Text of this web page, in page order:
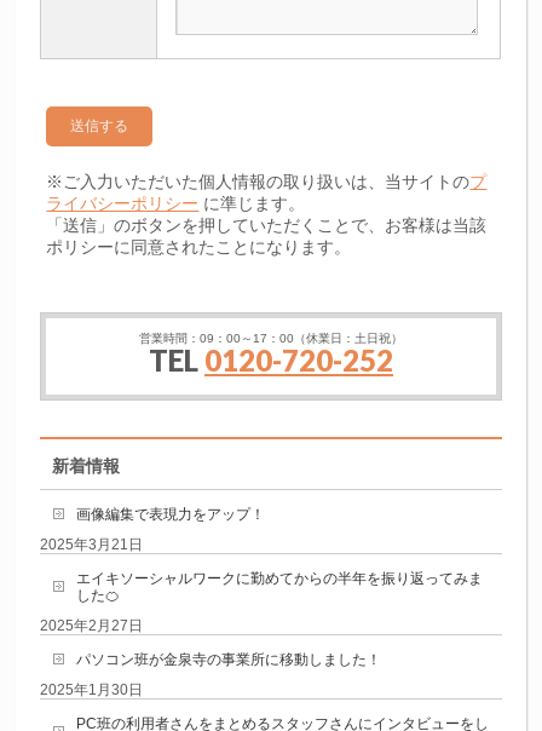
※ご入力いただいた個人情報の取り扱いは、当サイトのプ
ライバシーポリシー に準じます。
「送信」のボタンを押していただくことで、お客様は当該
ポリシーに同意されたことになります。
営業時間：09：00～17：00（休業日：土日祝）
TEL 0120-720-252
新着情報
画像編集で表現力をアップ！
2025年3月21日
エイキソーシャルワークに勤めてからの半年を振り返ってみま
した🍊
2025年2月27日
パソコン班が金泉寺の事業所に移動しました！
2025年1月30日
PC班の利用者さんをまとめるスタッフさんにインタビューをし